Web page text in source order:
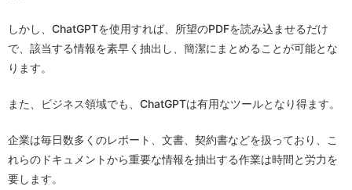
しかし、ChatGPTを使用すれば、所望のPDFを読み込ませるだけ
で、該当する情報を素早く抽出し、簡潔にまとめることが可能とな
ります。
また、ビジネス領域でも、ChatGPTは有用なツールとなり得ます。
企業は毎日数多くのレポート、文書、契約書などを扱っており、こ
れらのドキュメントから重要な情報を抽出する作業は時間と労力を
要します。